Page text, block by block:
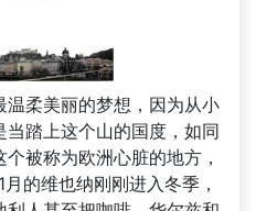
柔美丽的梦想，因为从小
踏上这个山的国度，如同
被称为欧洲心脏的地方，
的维也纳刚刚进入冬季，